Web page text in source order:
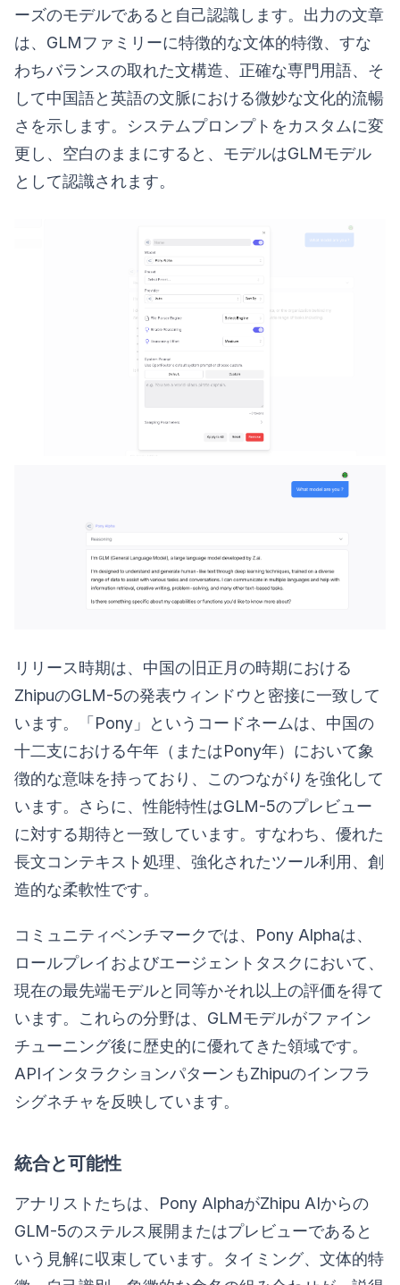
ーズのモデルであると自己認識します。出力の文章
は、GLMファミリーに特徴的な文体的特徴、すな
わちバランスの取れた文構造、正確な専門用語、そ
して中国語と英語の文脈における微妙な文化的流暢
さを示します。システムプロンプトをカスタムに変
更し、空白のままにすると、モデルはGLMモデル
として認識されます。
リリース時期は、中国の旧正月の時期における
ZhipuのGLM-5の発表ウィンドウと密接に一致して
います。「Pony」というコードネームは、中国の
十二支における午年（またはPony年）において象
徴的な意味を持っており、このつながりを強化して
います。さらに、性能特性はGLM-5のプレビュー
に対する期待と一致しています。すなわち、優れた
長文コンテキスト処理、強化されたツール利用、創
造的な柔軟性です。
コミュニティベンチマークでは、Pony Alphaは、
ロールプレイおよびエージェントタスクにおいて、
現在の最先端モデルと同等かそれ以上の評価を得て
います。これらの分野は、GLMモデルがファイン
チューニング後に歴史的に優れてきた領域です。
APIインタラクションパターンもZhipuのインフラ
シグネチャを反映しています。
統合と可能性
アナリストたちは、Pony AlphaがZhipu AIからの
GLM-5のステルス展開またはプレビューであると
いう見解に収束しています。タイミング、文体的特